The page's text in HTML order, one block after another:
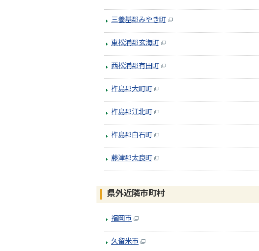
三養基郡みやき町
東松浦郡玄海町
西松浦郡有田町
杵島郡大町町
杵島郡江北町
杵島郡白石町
藤津郡太良町
県外近隣市町村
福岡市
久留米市